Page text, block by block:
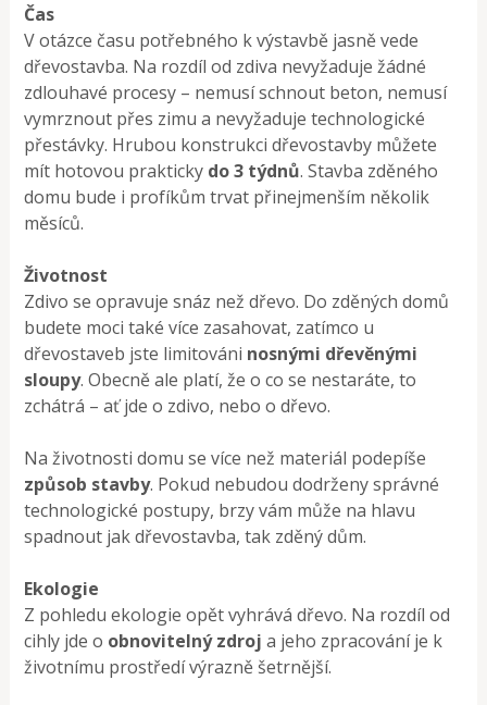
Čas
V otázce času potřebného k výstavbě jasně vede
dřevostavba. Na rozdíl od zdiva nevyžaduje žádné
zdlouhavé procesy – nemusí schnout beton, nemusí
vymrznout přes zimu a nevyžaduje technologické
přestávky. Hrubou konstrukci dřevostavby můžete
mít hotovou prakticky do 3 týdnů. Stavba zděného
domu bude i profíkům trvat přinejmenším několik
měsíců.
Životnost
Zdivo se opravuje snáz než dřevo. Do zděných domů
budete moci také více zasahovat, zatímco u
dřevostaveb jste limitováni nosnými dřevěnými
sloupy. Obecně ale platí, že o co se nestaráte, to
zchátrá – ať jde o zdivo, nebo o dřevo.
Na životnosti domu se více než materiál podepíše
způsob stavby. Pokud nebudou dodrženy správné
technologické postupy, brzy vám může na hlavu
spadnout jak dřevostavba, tak zděný dům.
Ekologie
Z pohledu ekologie opět vyhrává dřevo. Na rozdíl od
cihly jde o obnovitelný zdroja jeho zpracování je k
životnímu prostředí výrazně šetrnější.